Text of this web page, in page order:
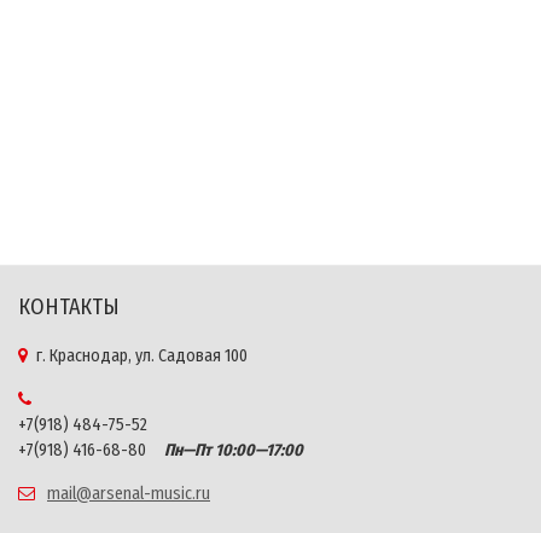
КОНТАКТЫ
г. Краснодар, ул. Садовая 100
+7(918) 484-75-52
+7(918) 416-68-80
Пн—Пт 10:00—17:00
mail@arsenal-music.ru